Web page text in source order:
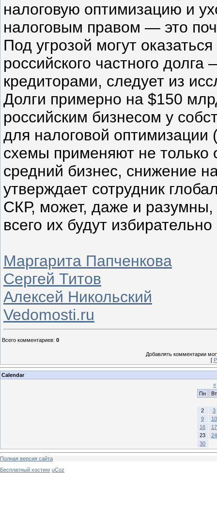
налоговую оптимизацию и
налоговым правом — это
Под угрозой могут
российского частного
кредиторами, следует из
Долги примерно на $150
российским бизнесом у
для налоговой оптимизации
схемы применяют не только
средний бизнес, снижение
утверждает сотрудник
СКР, может, даже и разумны,
всего их будут
Маргарита Папченкова
Сергей Титов
Алексей Никольский
Vedomosti.ru
Всего комментариев: 0
Добавлять комментарии
[
Calendar
«
Пн
Вт
2
3
9
10
16
17
23
24
30
Полная версия сайта
Бесплатный хостинг uCoz